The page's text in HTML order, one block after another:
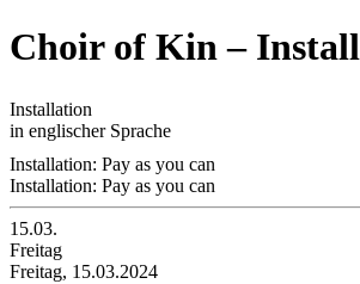
Choir of Kin –
Installation
in englischer Sprache
Installation: Pay as you can
Installation: Pay as you can
15.03.
Freitag
Freitag, 15.03.2024